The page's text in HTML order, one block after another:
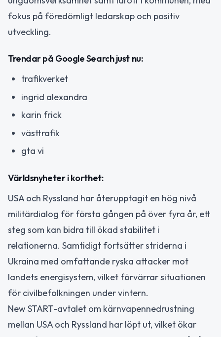
fokus på föredömligt ledarskap och positiv
utveckling.
Trendar på Google Search just nu:
trafikverket
ingrid alexandra
karin frick
västtrafik
gta vi
Världsnyheter i korthet:
USA och Ryssland har återupptagit en hög nivå
militärdialog för första gången på över fyra år, ett
steg som kan bidra till ökad stabilitet i
relationerna. Samtidigt fortsätter striderna i
Ukraina med omfattande ryska attacker mot
landets energisystem, vilket förvärrar situationen
för civilbefolkningen under vintern.
New START-avtalet om kärnvapennedrustning
mellan USA och Ryssland har löpt ut, vilket ökar